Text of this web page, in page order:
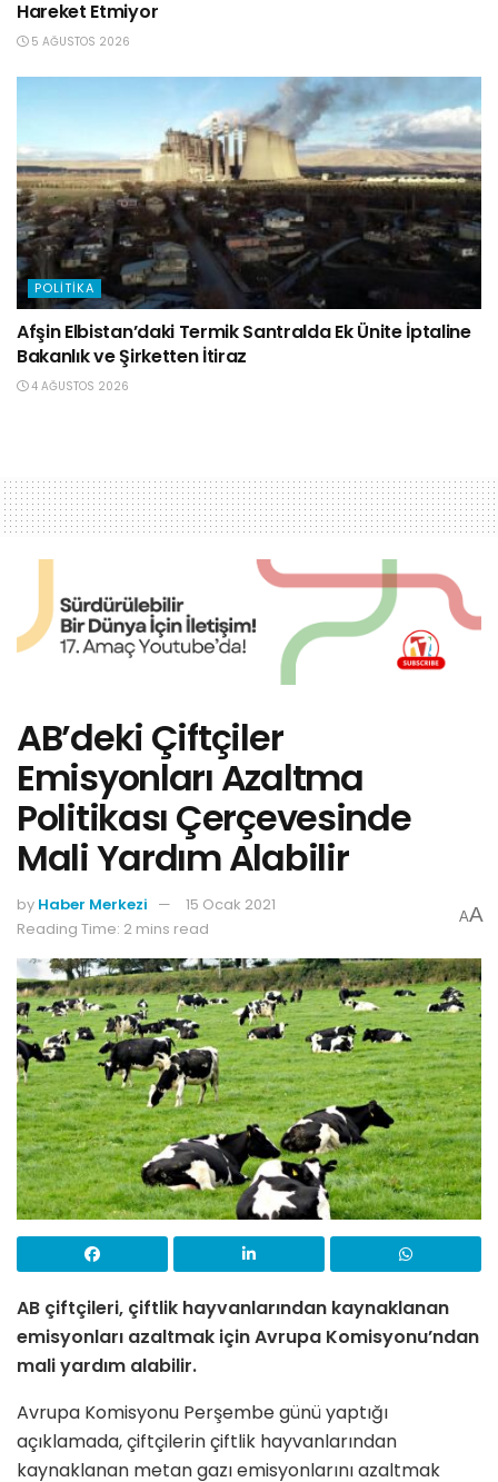
Hareket Etmiyor
5 AĞUSTOS 2026
POLITIKA
Afşin Elbistan’daki Termik Santralda Ek Ünite İptaline
Bakanlık ve Şirketten İtiraz
4 AĞUSTOS 2026
AB’deki Çiftçiler
Emisyonları Azaltma
Politikası Çerçevesinde
Mali Yardım Alabilir
by Haber Merkezi
15 Ocak 2021
Reading Time: 2 mins read
AA
AB çiftçileri, çiftlik hayvanlarından kaynaklanan
emisyonları azaltmak için Avrupa Komisyonu’ndan
mali yardım alabilir.
Avrupa Komisyonu Perşembe günü yaptığı
açıklamada, çiftçilerin çiftlik hayvanlarından
kaynaklanan metan gazı emisyonlarını azaltmak